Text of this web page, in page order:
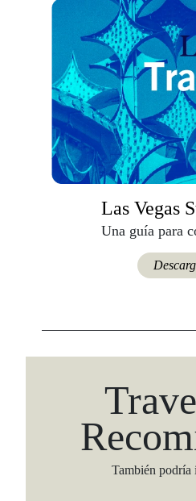
Las Vegas
Una guía para
También podría